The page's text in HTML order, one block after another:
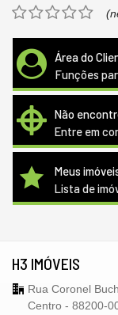
Área do
Funções
Não
Entre em
Meus
Lista de
H3 IMÓVEIS
Rua Coronel
Centro - 88200-